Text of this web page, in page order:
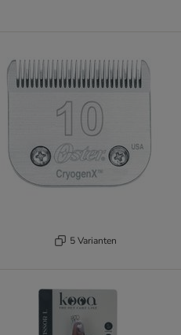
5 Varianten